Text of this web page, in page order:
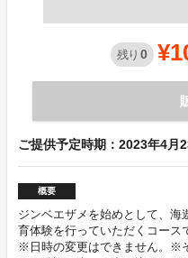
残り 0
ご提供予定時期：2023年4月
概要
ジンベエザメを始めとして、海
育体験を行っていただくコース
※日時の変更はできません。※